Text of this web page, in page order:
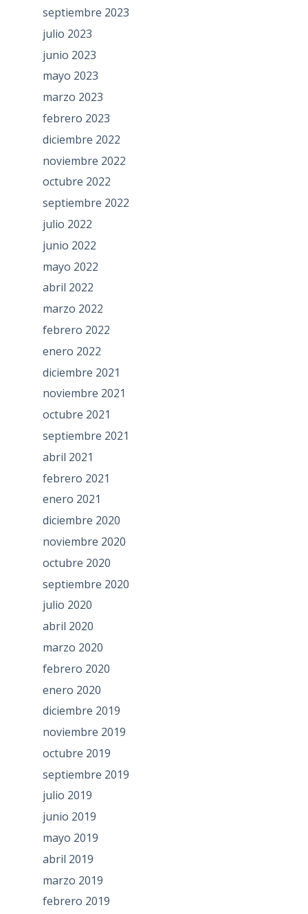
septiembre 2023
julio 2023
junio 2023
mayo 2023
marzo 2023
febrero 2023
diciembre 2022
noviembre 2022
octubre 2022
septiembre 2022
julio 2022
junio 2022
mayo 2022
abril 2022
marzo 2022
febrero 2022
enero 2022
diciembre 2021
noviembre 2021
octubre 2021
septiembre 2021
abril 2021
febrero 2021
enero 2021
diciembre 2020
noviembre 2020
octubre 2020
septiembre 2020
julio 2020
abril 2020
marzo 2020
febrero 2020
enero 2020
diciembre 2019
noviembre 2019
octubre 2019
septiembre 2019
julio 2019
junio 2019
mayo 2019
abril 2019
marzo 2019
febrero 2019